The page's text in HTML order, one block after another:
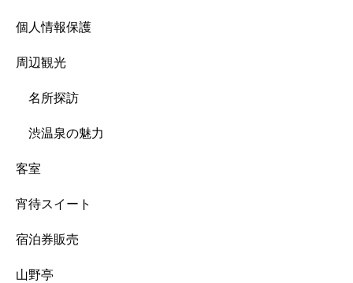
個人情報保護
周辺観光
名所探訪
渋温泉の魅力
客室
宵待スイート
宿泊券販売
山野亭